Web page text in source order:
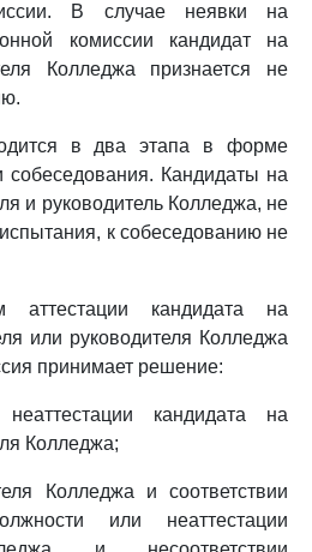
В случае неявки на
комиссии кандидат на
Колледжа признается не
в два этапа в форме
собеседования. Кандидаты на
и руководитель Колледжа, не
к собеседованию не
аттестации кандидата на
или руководителя Колледжа
принимает решение:
кандидата на
Колледжа;
Колледжа и соответствии
или неаттестации